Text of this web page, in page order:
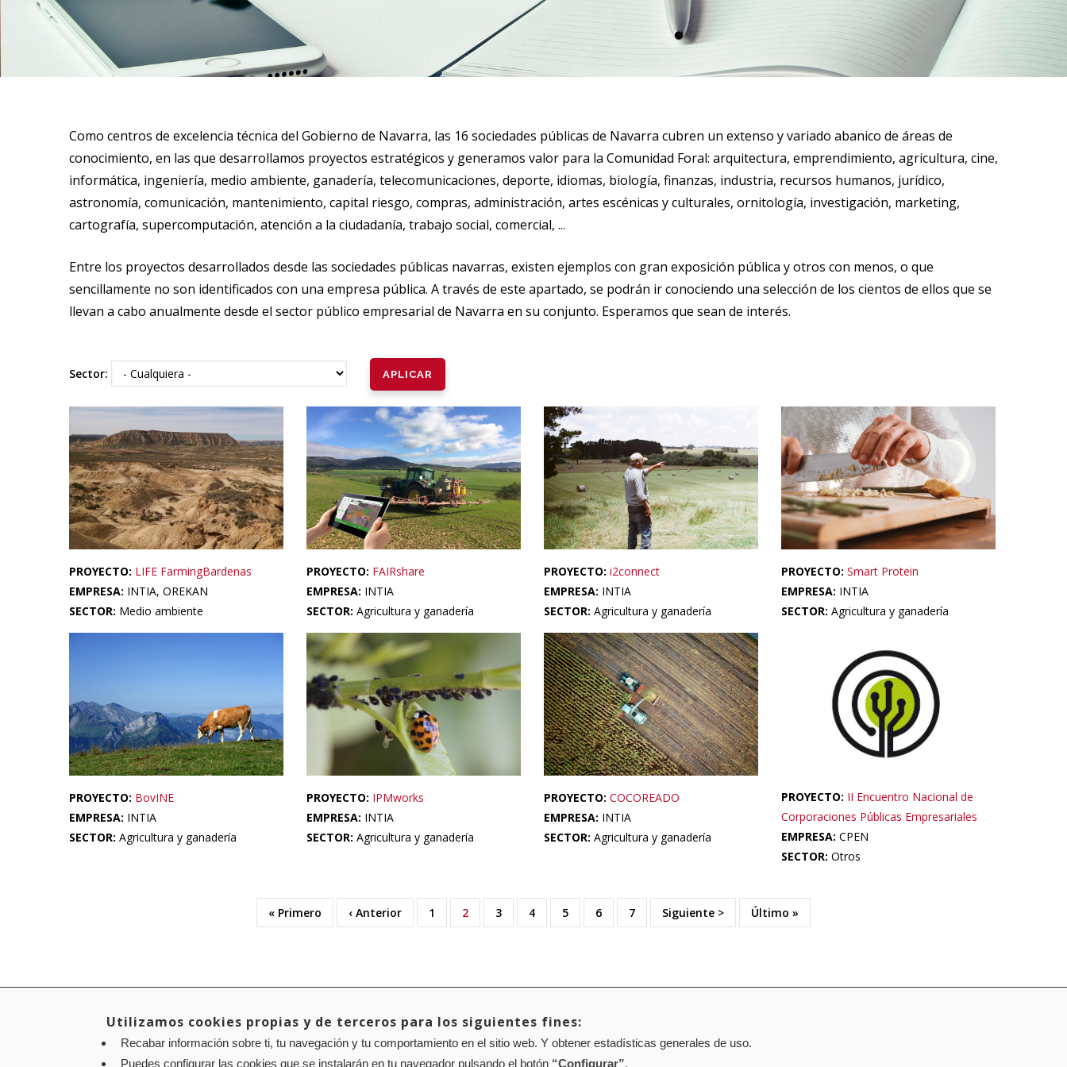
Como centros de excelencia técnica del Gobierno de Navarra, las 16 sociedades públicas de Navarra cubren un extenso y variado abanico de áreas de
conocimiento, en las que desarrollamos proyectos estratégicos y generamos valor para la Comunidad Foral: arquitectura, emprendimiento, agricultura, cine,
informática, ingeniería, medio ambiente, ganadería, telecomunicaciones, deporte, idiomas, biología, finanzas, industria, recursos humanos, jurídico,
astronomía, comunicación, mantenimiento, capital riesgo, compras, administración, artes escénicas y culturales, ornitología, investigación, marketing,
cartografía, supercomputación, atención a la ciudadanía, trabajo social, comercial, ...
Entre los proyectos desarrollados desde las sociedades públicas navarras, existen ejemplos con gran exposición pública y otros con menos, o que
sencillamente no son identificados con una empresa pública. A través de este apartado, se podrán ir conociendo una selección de los cientos de ellos que se
llevan a cabo anualmente desde el sector público empresarial de Navarra en su conjunto. Esperamos que sean de interés.
Sector:
PROYECTO: LIFE FarmingBardenas
EMPRESA: INTIA, OREKAN
SECTOR: Medio ambiente
PROYECTO: FAIRshare
EMPRESA: INTIA
SECTOR: Agricultura y ganadería
PROYECTO: i2connect
EMPRESA: INTIA
SECTOR: Agricultura y ganadería
PROYECTO: Smart Protein
EMPRESA: INTIA
SECTOR: Agricultura y ganadería
PROYECTO: BovINE
EMPRESA: INTIA
SECTOR: Agricultura y ganadería
PROYECTO: IPMworks
EMPRESA: INTIA
SECTOR: Agricultura y ganadería
PROYECTO: COCOREADO
EMPRESA: INTIA
SECTOR: Agricultura y ganadería
PROYECTO: II Encuentro Nacional de
Corporaciones Públicas Empresariales
EMPRESA: CPEN
SECTOR: Otros
Primera
« Primero
Página
‹ Anterior Page
1
Página
2 Page
3 Page
4 Page
5 Page
6 Page
7
Siguiente
Siguiente >
Última
Último »
Aviso legal Política de privacidad Política de cookies Mapa web Configuración de cookies
Utilizamos cookies propias y de terceros para los siguientes fines:
Recabar información sobre ti, tu navegación y tu comportamiento en el sitio web. Y obtener estadísticas generales de uso.
Puedes configurar las cookies que se instalarán en tu navegador pulsando el botón “Configurar”.